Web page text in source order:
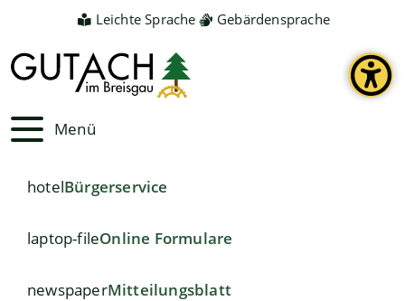
Leichte Sprache Gebärdensprache
Menü
hotelBürgerservice
laptop-fileOnline Formulare
newspaperMitteilungsblatt